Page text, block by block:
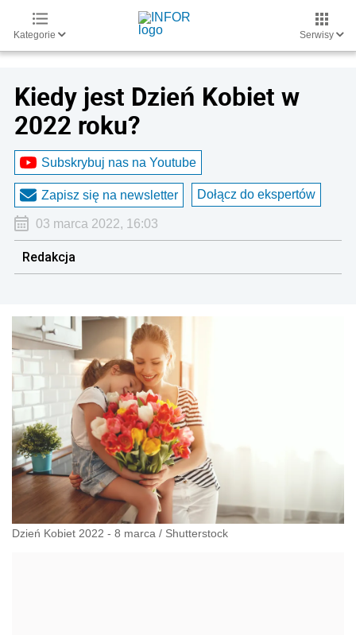
Kategorie Serwisy
Kiedy jest Dzień Kobiet w
2022 roku?
Subskrybuj nas na Youtube
Zapisz się na newsletter Dołącz do ekspertów
03 marca 2022, 16:03
Redakcja
Dzień Kobiet 2022 - 8 marca / Shutterstock